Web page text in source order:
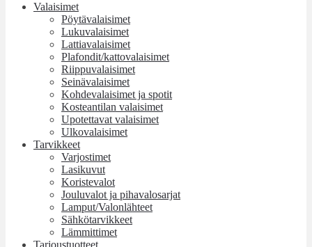
Valaisimet
Pöytävalaisimet
Lukuvalaisimet
Lattiavalaisimet
Plafondit/kattovalaisimet
Riippuvalaisimet
Seinävalaisimet
Kohdevalaisimet ja spotit
Kosteantilan valaisimet
Upotettavat valaisimet
Ulkovalaisimet
Tarvikkeet
Varjostimet
Lasikuvut
Koristevalot
Jouluvalot ja pihavalosarjat
Lamput/Valonlähteet
Sähkötarvikkeet
Lämmittimet
Tarjoustuotteet